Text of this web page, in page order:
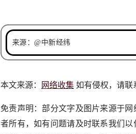
来源：@中新经纬
本文来源： 网络收集 如有侵权，请联
免责声明：部分文字及图片来源于
者所有，如有问题请及时联系我们